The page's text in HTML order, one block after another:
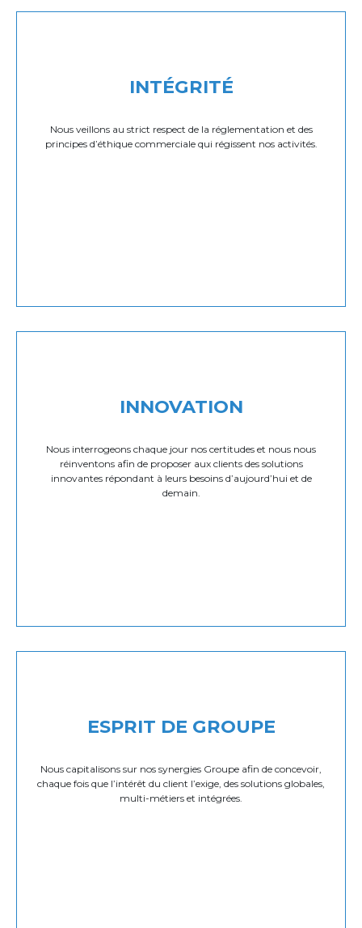
INTÉGRITÉ
Nous veillons au strict respect de la réglementation et des
principes d’éthique commerciale qui régissent nos activités.
INNOVATION
Nous interrogeons chaque jour nos certitudes et nous nous
réinventons afin de proposer aux clients des solutions
innovantes répondant à leurs besoins d’aujourd’hui et de
demain.
ESPRIT DE GROUPE
Nous capitalisons sur nos synergies Groupe afin de concevoir,
chaque fois que l’intérêt du client l’exige, des solutions globales,
multi-métiers et intégrées.